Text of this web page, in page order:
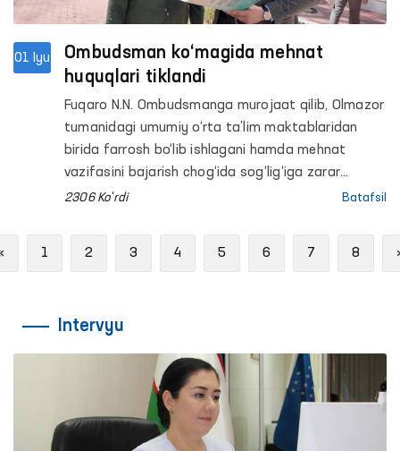
01 Iyu
Ombudsman ko‘magida mehnat
huquqlari tiklandi
Fuqaro N.N. Ombudsmanga murojaat qilib, Olmazor
tumanidagi umumiy o‘rta ta’lim maktablaridan
birida farrosh bo‘lib ishlagani hamda mehnat
vazifasini bajarish chog‘ida sog‘lig‘iga zarar
yetganini, biroq yetkazilgan zarar va davolanish
2306 Ko'rdi Batafsil
Previous
1 2 3 4 5 6 7 8
Intervyu